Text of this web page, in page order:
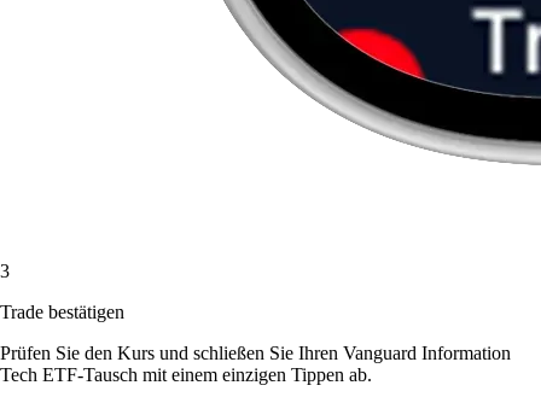
3
Trade bestätigen
Prüfen Sie den Kurs und schließen Sie Ihren Vanguard Information
Tech ETF-Tausch mit einem einzigen Tippen ab.